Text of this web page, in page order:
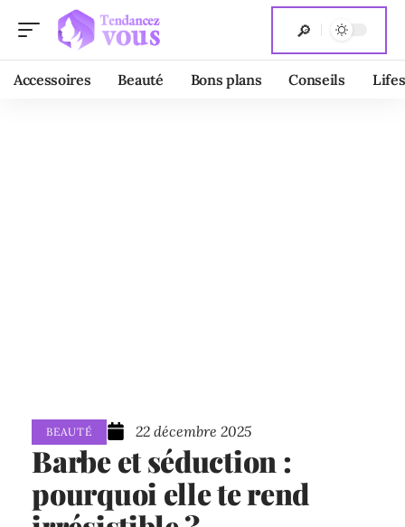
Accessoires Beauté Bons plans Conseils
BEAUTÉ 22 décembre 2025
Barbe et séduction :
pourquoi elle te rend